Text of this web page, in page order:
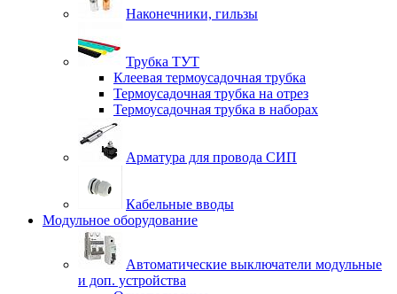
Наконечники, гильзы
Трубка ТУТ
Клеевая термоусадочная трубка
Термоусадочная трубка на отрез
Термоусадочная трубка в наборах
Арматура для провода СИП
Кабельные вводы
Модульное оборудование
Автоматические выключатели модульные
и доп. устройства